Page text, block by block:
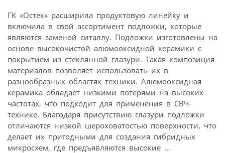
ГК «Остек» расширила продуктовую линейку и
включила в свой ассортимент подложки, которые
являются заменой ситаллу. Подложки изготовлены на
основе высокочистой алюмооксидной керамики с
покрытием из стеклянной глазури. Такая композиция
материалов позволяет использовать их в
разнообразных областях техники. Алюмооксидная
керамика обладает низкими потерями на высоких
частотах, что подходит для применения в СВЧ-
технике. Благодаря присутствию глазури подложки
отличаются низкой шероховатостью поверхности, что
делает их пригодными для создания гибридных
микросхем, где предъявляются высокие ...